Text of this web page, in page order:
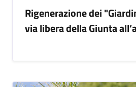
Rigenerazione dei
via libera della Giunta